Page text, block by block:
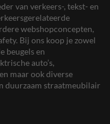
van verkeers-, tekst- en
webshopconcepten,
Bij ons koop je zowel
beugels en
auto’s,
maar ook diverse
duurzaam straatmeubilair